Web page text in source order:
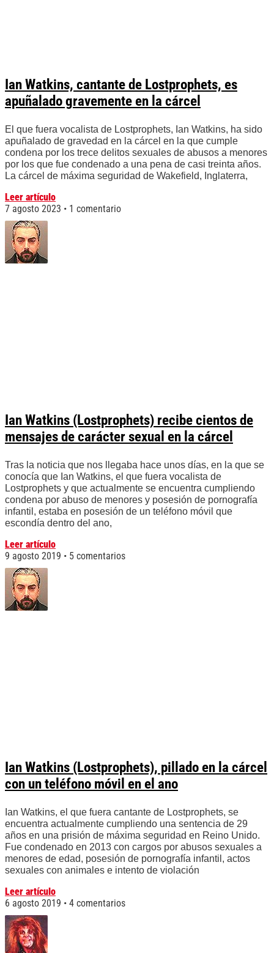
Ian Watkins, cantante de Lostprophets, es
apuñalado gravemente en la cárcel
El que fuera vocalista de Lostprophets, Ian Watkins, ha sido
apuñalado de gravedad en la cárcel en la que cumple
condena por los trece delitos sexuales de abusos a menores
por los que fue condenado a una pena de casi treinta años.
La cárcel de máxima seguridad de Wakefield, Inglaterra,
Leer artículo
7 agosto 2023
1 comentario
Ian Watkins (Lostprophets) recibe cientos de
mensajes de carácter sexual en la cárcel
Tras la noticia que nos llegaba hace unos días, en la que se
conocía que Ian Watkins, el que fuera vocalista de
Lostprophets y que actualmente se encuentra cumpliendo
condena por abuso de menores y posesión de pornografía
infantil, estaba en posesión de un teléfono móvil que
escondía dentro del ano,
Leer artículo
9 agosto 2019
5 comentarios
Ian Watkins (Lostprophets), pillado en la cárcel
con un teléfono móvil en el ano
Ian Watkins, el que fuera cantante de Lostprophets, se
encuentra actualmente cumpliendo una sentencia de 29
años en una prisión de máxima seguridad en Reino Unido.
Fue condenado en 2013 con cargos por abusos sexuales a
menores de edad, posesión de pornografía infantil, actos
sexuales con animales e intento de violación
Leer artículo
6 agosto 2019
4 comentarios